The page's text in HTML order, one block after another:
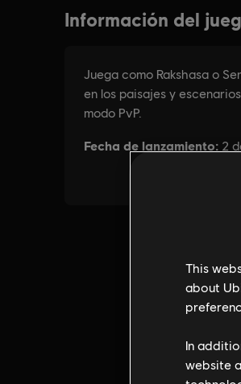
This
about
In
website